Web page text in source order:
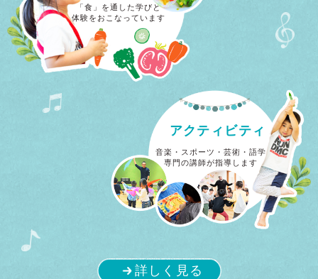
「食」を通した学びと
体験をおこなっています
アクティビティ
音楽・スポーツ・芸術・語学
専門の講師が指導します
詳しく見る